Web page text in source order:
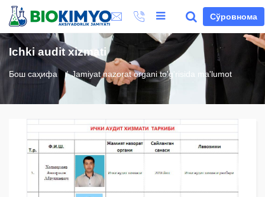
Сўровнома
Ichki audit xizmati
Бош саҳифа Jamiyat nazorat organi to'g'risida ma'lumot